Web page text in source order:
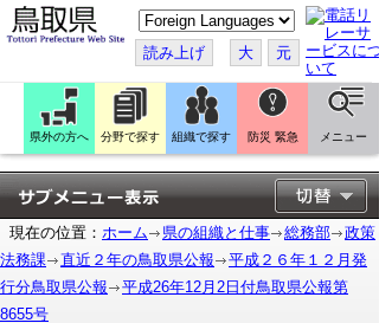
こ
の
ペ
ー
ジ
翻
訳
す
る
読み上げ 大 元
県外の方へ 分野で探す 組織で探す 防災 緊急 メニュー
現在の位置： ホーム 県の組織と仕事 総務部
政策
法務課
直近２年の鳥取県公報
平成２６年１２月発
行分鳥取県公報
平成26年12月2日付鳥取県公報第
8655号